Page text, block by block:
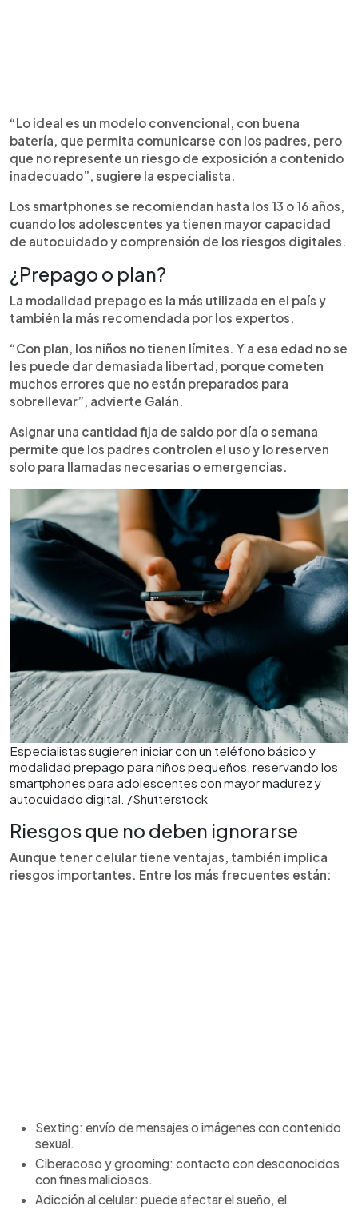
“Lo ideal es un modelo convencional, con buena
batería, que permita comunicarse con los padres, pero
que no represente un riesgo de exposición a contenido
inadecuado”, sugiere la especialista.
Los smartphones se recomiendan hasta los 13 o 16 años,
cuando los adolescentes ya tienen mayor capacidad
de autocuidado y comprensión de los riesgos digitales.
¿Prepago o plan?
La modalidad prepago es la más utilizada en el país y
también la más recomendada por los expertos.
“Con plan, los niños no tienen límites. Y a esa edad no se
les puede dar demasiada libertad, porque cometen
muchos errores que no están preparados para
sobrellevar”, advierte Galán.
Asignar una cantidad fija de saldo por día o semana
permite que los padres controlen el uso y lo reserven
solo para llamadas necesarias o emergencias.
Especialistas sugieren iniciar con un teléfono básico y
modalidad prepago para niños pequeños, reservando los
smartphones para adolescentes con mayor madurez y
autocuidado digital. /Shutterstock
Riesgos que no deben ignorarse
Aunque tener celular tiene ventajas, también implica
riesgos importantes. Entre los más frecuentes están:
Sexting: envío de mensajes o imágenes con contenido
sexual.
Ciberacoso y grooming: contacto con desconocidos
con fines maliciosos.
Adicción al celular: puede afectar el sueño, el